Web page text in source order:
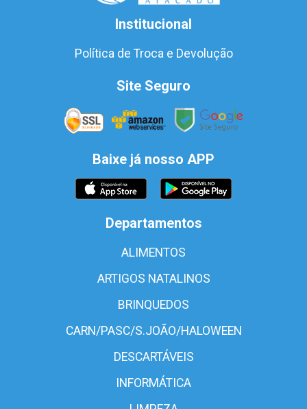
Institucional
Política de Troca e Devolução
Site Seguro
Baixe já nosso APP
Departamentos
ALIMENTOS
ARTIGOS NATALINOS
BRINQUEDOS
CARN/PASC/S.JOÃO/HALOWEEN
DESCARTÁVEIS
INFORMÁTICA